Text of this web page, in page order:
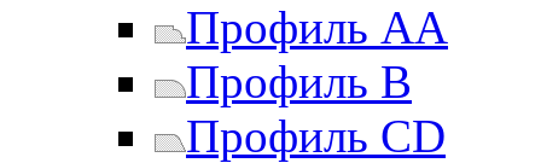
Профиль AA
Профиль B
Профиль CD